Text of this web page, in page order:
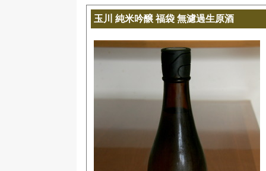
玉川 純米吟醸 福袋 無濾過生原酒